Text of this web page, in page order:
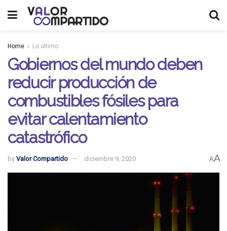
Home Lo último
Gobiernos del mundo deben
reducir producción de
combustibles fósiles para
evitar calentamiento
catastrófico
by Valor Compartido diciembre 9, 2020 AA